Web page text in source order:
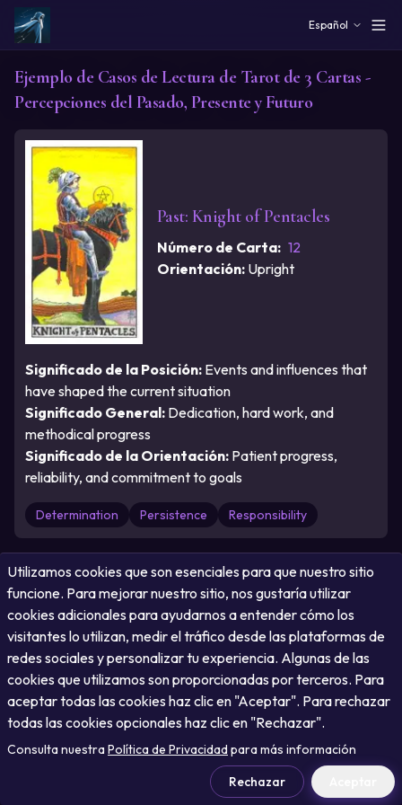
Español
Ejemplo de Casos de Lectura de Tarot de 3 Cartas -
Percepciones del Pasado, Presente y Futuro
Past: Knight of Pentacles
Número de Carta: 12
Orientación: Upright
Significado de la Posición: Events and influences that
have shaped the current situation
Significado General: Dedication, hard work, and
methodical progress
Significado de la Orientación: Patient progress,
reliability, and commitment to goals
Determination Persistence Responsibility
Present:The Sun
Número de Carta: 19
Orientación:Reversed
Utilizamos cookies que son esenciales para que nuestro sitio
funcione. Para mejorar nuestro sitio, nos gustaría utilizar
cookies adicionales para ayudarnos a entender cómo los
visitantes lo utilizan, medir el tráfico desde las plataformas de
redes sociales y personalizar tu experiencia. Algunas de las
cookies que utilizamos son proporcionadas por terceros. Para
aceptar todas las cookies haz clic en "Aceptar". Para rechazar
todas las cookies opcionales haz clic en "Rechazar".
Consulta nuestraPolítica de Privacidadpara más información
Rechazar